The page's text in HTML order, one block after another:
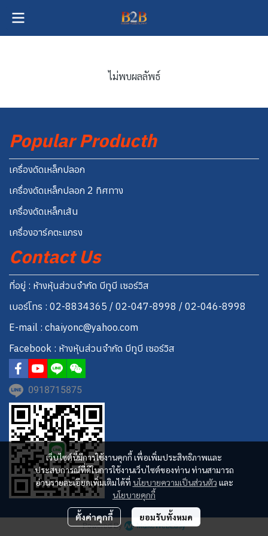
ไม่พบผลลัพธ์
เว็บไซต์นี้มีการใช้งานคุกกี้ เพื่อเพิ่มประสิทธิภาพและ
ประสบการณ์ที่ดีในการใช้งานเว็บไซต์ของท่าน ท่านสามารถ
อ่านรายละเอียดเพิ่มเติมได้ที่ นโยบายความเป็นส่วนตัว และ
นโยบายคุกกี้
ตั้งค่าคุกกี้ ยอมรับทั้งหมด
Popular Producth
เครื่องดัดเหล็กปลอก
เครื่องดัดเหล็กปลอก 2 ทิศทาง
เครื่องดัดเหล็กเส้น
เครื่องอาร์คตะแกรง
Contact Us
ที่อยู่ : ห้างหุ้นส่วนจำกัด บีทูบี เซอร์วิส
เบอร์โทร : 02-8834365 / 02-047-8998 / 02-046-8998
E-mail : chaiyonc@yahoo.com
Facebook : ห้างหุ้นส่วนจำกัด บีทูบี เซอร์วิส
0918715875
Powered By MakeWebEasy